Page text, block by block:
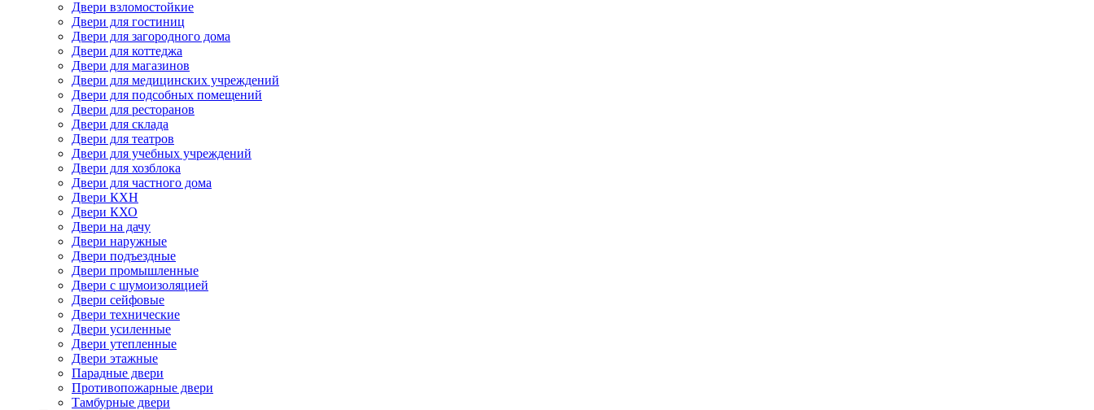
Двери взломостойкие
Двери для гостиниц
Двери для загородного дома
Двери для коттеджа
Двери для магазинов
Двери для медицинских учреждений
Двери для подсобных помещений
Двери для ресторанов
Двери для склада
Двери для театров
Двери для учебных учреждений
Двери для хозблока
Двери для частного дома
Двери КХН
Двери КХО
Двери на дачу
Двери наружные
Двери подъездные
Двери промышленные
Двери с шумоизоляцией
Двери сейфовые
Двери технические
Двери усиленные
Двери утепленные
Двери этажные
Парадные двери
Противопожарные двери
Тамбурные двери